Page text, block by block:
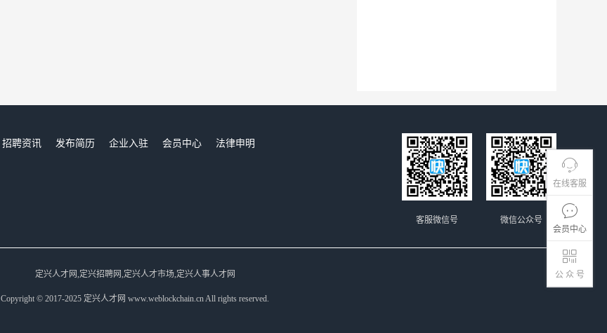
在线客服
会员中心
公 众 号
招聘资讯 发布简历 企业入驻 会员中心
法律申明
微信公众号
客服微信号
定兴人才网,定兴招聘网,定兴人才市场,定兴人事人才网
Copyright © 2017-2025 定兴人才网 www.weblockchain.cn All rights reserved.